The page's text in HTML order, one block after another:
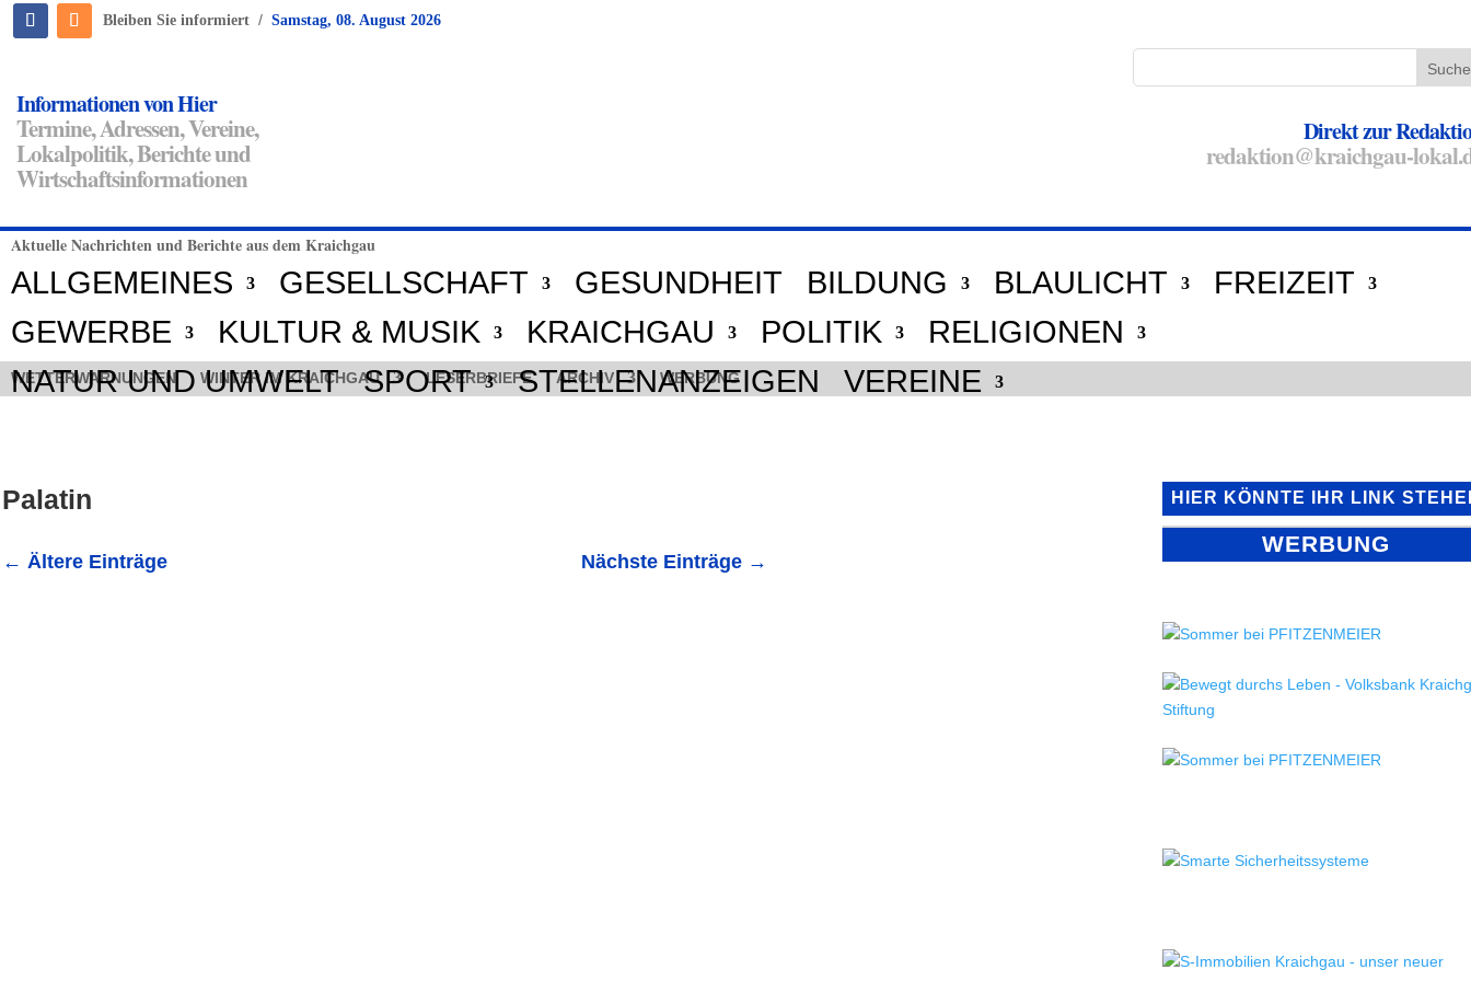
Bleiben Sie informiert / Samstag, 08. August 2026
Informationen von Hier
Termine, Adressen, Vereine,
Lokalpolitik, Berichte und
Wirtschaftsinformationen
Direkt zur
redaktion@kraichgau-
Aktuelle Nachrichten und Berichte aus dem Kraichgau
ALLGEMEINES GESELLSCHAFT GESUNDHEIT BILDUNG BLAULICHT
FREIZEIT
GEWERBE
KULTUR & MUSIK KRAICHGAU POLITIK
RELIGIONEN
NATUR UND UMWELT
SPORT STELLENANZEIGEN VEREINE
WETTERWARNUNGEN WINTER IM KRAICHGAU LESERBRIEFE ARCHIV WERBUNG
Palatin
← Ältere Einträge Nächste Einträge→
HIER KÖNNTE IHR LINK
WERBUNG